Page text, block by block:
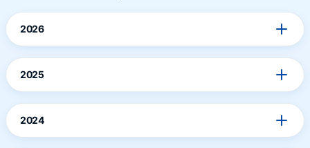
2026
2025
2024